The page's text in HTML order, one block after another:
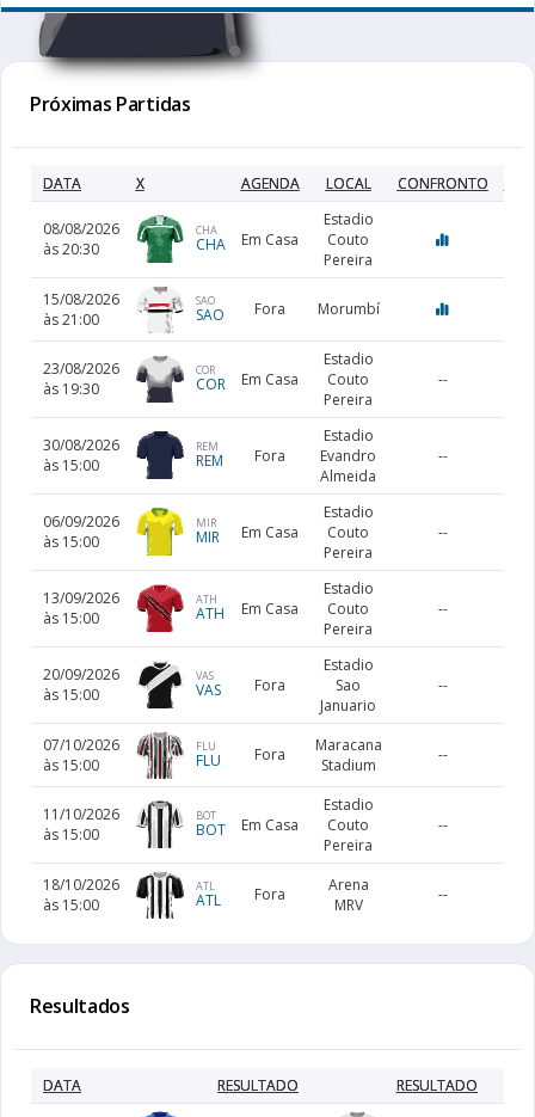
Próximas Partidas
DATA X AGENDA LOCAL CONFRONTO
08/08/2026
às 20:30
CHA
CHA Em Casa
Estadio
Couto
Pereira
15/08/2026
às 21:00
SAO
SAO Fora Morumbí
23/08/2026
às 19:30
COR
COR Em Casa
Estadio
Couto
Pereira
--
30/08/2026
às 15:00
REM
REM Fora
Estadio
Evandro
Almeida
--
06/09/2026
às 15:00
MIR
MIR Em Casa
Estadio
Couto
Pereira
--
13/09/2026
às 15:00
ATH
ATH Em Casa
Estadio
Couto
Pereira
--
20/09/2026
às 15:00
VAS
VAS Fora
Estadio
Sao
Januario
--
07/10/2026
às 15:00
FLU
FLU Fora
Maracana
Stadium
--
11/10/2026
às 15:00
BOT
BOT Em Casa
Estadio
Couto
Pereira
--
18/10/2026
às 15:00
ATL
ATL Fora
Arena
MRV
--
Resultados
DATA RESULTADO
RESULTADO